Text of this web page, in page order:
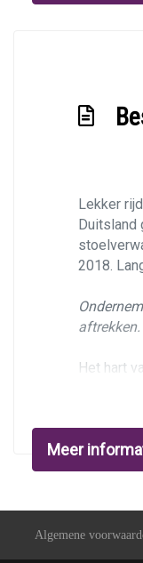
Lekker
Duitsland
2018.
Het hart
2018,
is er
übliche
Meer
Algemene